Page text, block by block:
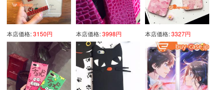
本店価格:3150円 本店価格:3998円 本店価格:3327円